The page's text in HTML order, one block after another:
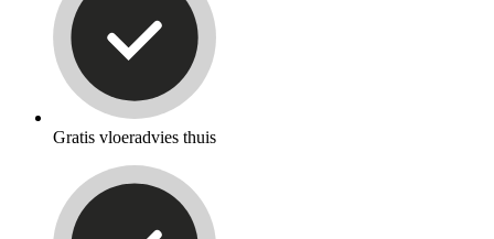
Gratis vloeradvies thuis